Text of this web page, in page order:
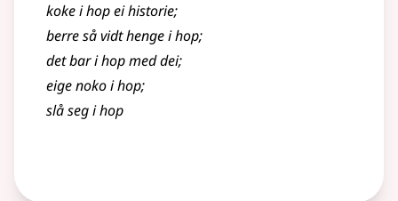
koke i hop ei historie;
berre så vidt henge i hop;
det bar i hop med dei;
eige noko i hop;
slå seg i hop